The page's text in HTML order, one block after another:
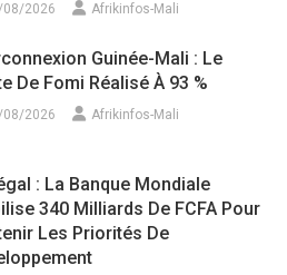
08/2026 Afrikinfos-Mali
Guinée-Mali : Le
De Fomi Réalisé À 93 %
08/2026 Afrikinfos-Mali
: La Banque Mondiale
340 Milliards De FCFA Pour
Les Priorités De